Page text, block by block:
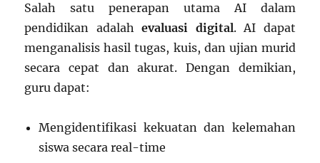
Salah satu penerapan utama AI dalam
pendidikan adalahevaluasi digital. AI dapat
menganalisis hasil tugas, kuis, dan ujian murid
secara cepat dan akurat. Dengan demikian,
guru dapat:
Mengidentifikasi kekuatan dan kelemahan
siswa secara real-time